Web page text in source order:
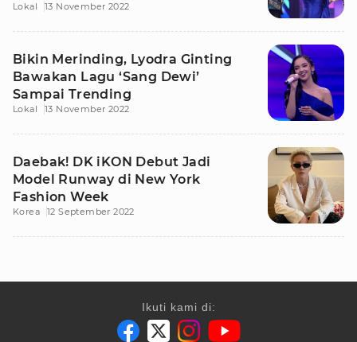
Lokal 13 November 2022
Bikin Merinding, Lyodra Ginting
Bawakan Lagu ‘Sang Dewi’
Sampai Trending
Lokal 13 November 2022
Daebak! DK iKON Debut Jadi
Model Runway di New York
Fashion Week
Korea 12 September 2022
Ikuti kami di: